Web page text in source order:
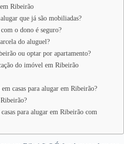
Ribeirão
que já são mobiliadas?
o dono é seguro?
do aluguel?
ou optar por apartamento?
do imóvel em Ribeirão
casas para alugar em Ribeirão?
para alugar em Ribeirão com